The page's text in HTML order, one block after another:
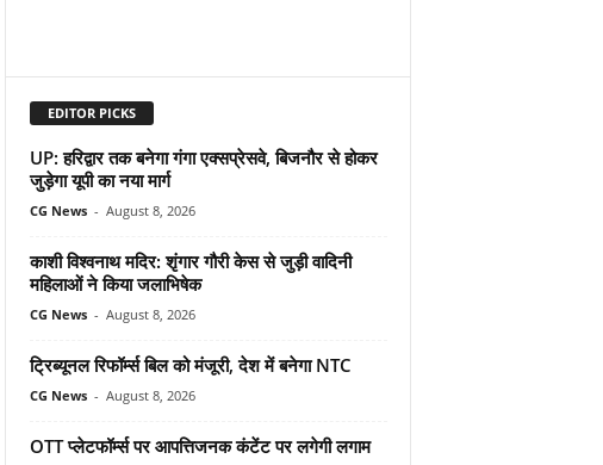
EDITOR PICKS
UP: हरिद्वार तक बनेगा गंगा एक्सप्रेसवे, बिजनौर से होकर
जुड़ेगा यूपी का नया मार्ग
CG News - August 8, 2026
काशी विश्वनाथ मदिर: शृंगार गौरी केस से जुड़ी वादिनी
महिलाओं ने किया जलाभिषेक
CG News - August 8, 2026
ट्रिब्यूनल रिफॉर्म्स बिल को मंजूरी, देश में बनेगा NTC
CG News - August 8, 2026
OTT प्लेटफॉर्म्स पर आपत्तिजनक कंटेंट पर लगेगी लगाम